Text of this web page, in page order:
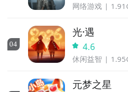
网络游戏
04
光·遇
4.6
休闲益智
元梦之星